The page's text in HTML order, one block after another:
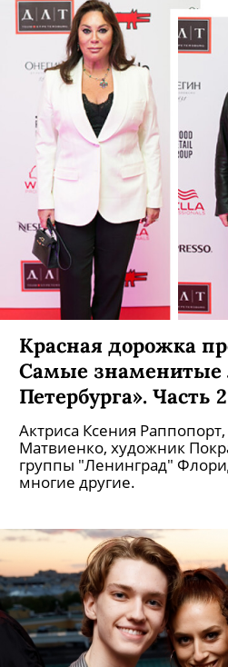
Красная дорожка
Самые
Петербурга». Часть 2
Актриса Ксения
Матвиенко, художник
группы "Ленинград"
многие другие.